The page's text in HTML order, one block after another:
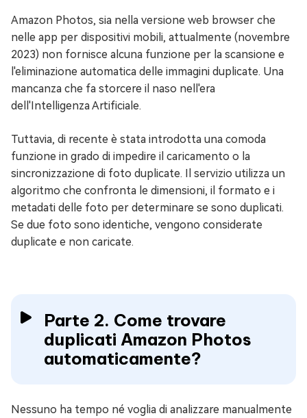
Amazon Photos, sia nella versione web browser che
nelle app per dispositivi mobili, attualmente (novembre
2023) non fornisce alcuna funzione per la scansione e
l'eliminazione automatica delle immagini duplicate. Una
mancanza che fa storcere il naso nell'era
dell'Intelligenza Artificiale.
Tuttavia, di recente è stata introdotta una comoda
funzione in grado di impedire il caricamento o la
sincronizzazione di foto duplicate. Il servizio utilizza un
algoritmo che confronta le dimensioni, il formato e i
metadati delle foto per determinare se sono duplicati.
Se due foto sono identiche, vengono considerate
duplicate e non caricate.
Parte 2. Come trovare
duplicati Amazon Photos
automaticamente?
Nessuno ha tempo né voglia di analizzare manualmente